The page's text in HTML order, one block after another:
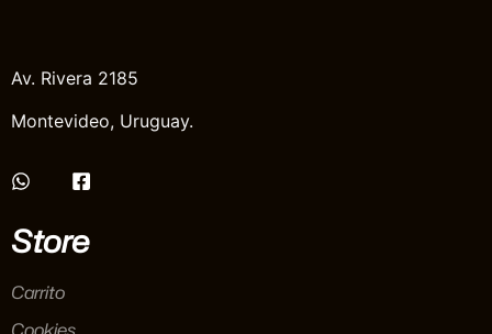
Av. Rivera 2185
Montevideo, Uruguay.
Store
Carrito